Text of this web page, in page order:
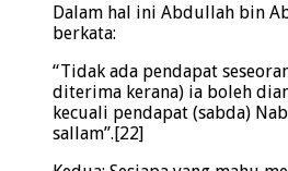
Dalam hal ini Abdullah bin
berkata:
“Tidak ada pendapat
diterima kerana) ia boleh
kecuali pendapat (sabda)
sallam”.[22]